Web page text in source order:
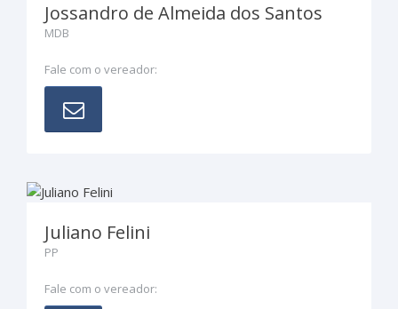
Jossandro de Almeida dos Santos
MDB
Fale com o vereador:
Juliano Felini
PP
Fale com o vereador: